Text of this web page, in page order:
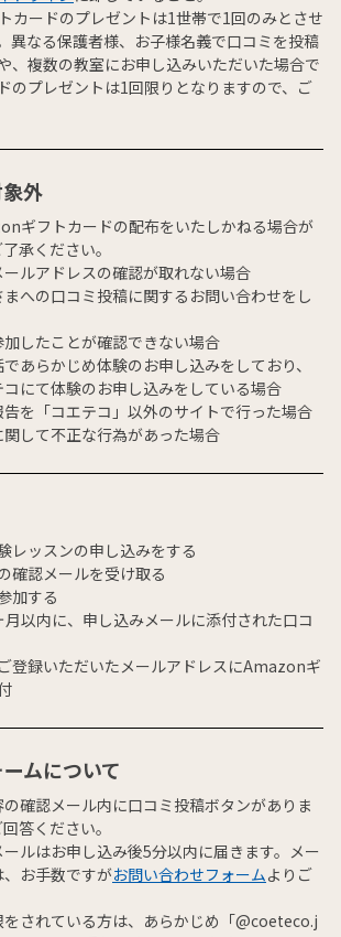
ードのプレゼントは1世帯で1回のみとさせ
異なる保護者様、お子様名義で口コミを投稿
、複数の教室にお申し込みいただいた場合で
のプレゼントは1回限りとなりますので、ご
外
ギフトカードの配布をいたしかねる場合が
承ください。
ルアドレスの確認が取れない場合
への口コミ投稿に関するお問い合わせをし
したことが確認できない場合
あらかじめ体験のお申し込みをしており、
にて体験のお申し込みをしている場合
を「コエテコ」以外のサイトで行った場合
して不正な行為があった場合
レッスンの申し込みをする
確認メールを受け取る
加する
以内に、申し込みメールに添付された口コ
登録いただいたメールアドレスにAmazonギ
ムについて
確認メール内に口コミ投稿ボタンがありま
答ください。
ルはお申し込み後5分以内に届きます。メー
お手数ですがお問い合わせフォームよりご
されている方は、あらかじめ「@coeteco.j